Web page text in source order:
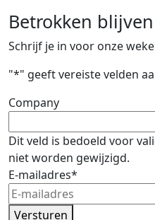
Betrokken
Schrijf je in voor onze
"*" geeft vereiste velden
Company
Dit veld is bedoeld voor
niet worden gewijzigd.
E-mailadres*
Versturen